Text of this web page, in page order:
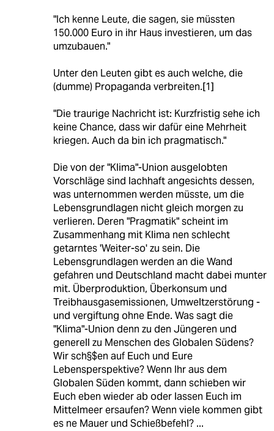
"Ich kenne Leute, die sagen, sie müssten
150.000 Euro in ihr Haus investieren, um das
umzubauen."
Unter den Leuten gibt es auch welche, die
(dumme) Propaganda verbreiten.[1]
"Die traurige Nachricht ist: Kurzfristig sehe ich
keine Chance, dass wir dafür eine Mehrheit
kriegen. Auch da bin ich pragmatisch."
Die von der "Klima"-Union ausgelobten
Vorschläge sind lachhaft angesichts dessen,
was unternommen werden müsste, um die
Lebensgrundlagen nicht gleich morgen zu
verlieren. Deren "Pragmatik" scheint im
Zusammenhang mit Klima nen schlecht
getarntes 'Weiter-so' zu sein. Die
Lebensgrundlagen werden an die Wand
gefahren und Deutschland macht dabei munter
mit. Überproduktion, Überkonsum und
Treibhausgasemissionen, Umweltzerstörung -
und vergiftung ohne Ende. Was sagt die
"Klima"-Union denn zu den Jüngeren und
generell zu Menschen des Globalen Südens?
Wir sch§$en auf Euch und Eure
Lebensperspektive? Wenn Ihr aus dem
Globalen Süden kommt, dann schieben wir
Euch eben wieder ab oder lassen Euch im
Mittelmeer ersaufen? Wenn viele kommen gibt
es ne Mauer und Schießbefehl? ...